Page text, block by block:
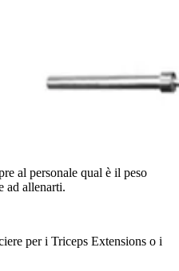
al personale qual è il peso
ad allenarti.
per i Triceps Extensions o i